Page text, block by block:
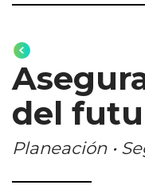
del
Planeación •